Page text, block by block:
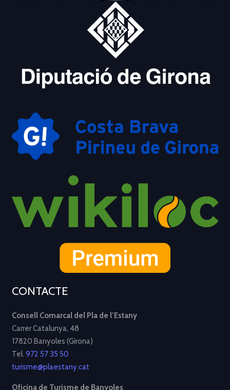
CONTACTE
Consell Comarcal del Pla de l’Estany
Carrer Catalunya, 48
17820 Banyoles (Girona)
Tel. 972 57 35 50
turisme@plaestany.cat
Oficina de Turisme de Banyoles